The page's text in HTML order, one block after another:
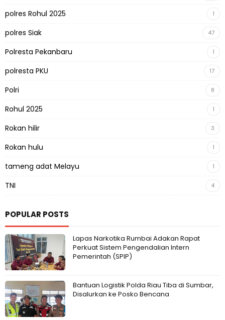
polres Rohul 2025 1
polres Siak 47
Polresta Pekanbaru 1
polresta PKU 17
Polri 8
Rohul 2025 1
Rokan hilir 3
Rokan hulu 1
tameng adat Melayu 1
TNI 4
POPULAR POSTS
Lapas Narkotika Rumbai Adakan Rapat
Perkuat Sistem Pengendalian Intern
Pemerintah (SPIP)
Bantuan Logistik Polda Riau Tiba di Sumbar,
Disalurkan ke Posko Bencana